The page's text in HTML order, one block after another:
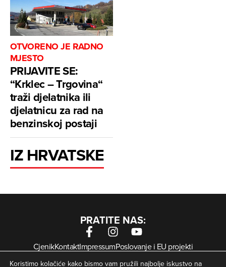
OTVORENO JE RADNO
MJESTO
PRIJAVITE SE:
“Krklec – Trgovina“
traži djelatnika ili
djelatnicu za rad na
benzinskoj postaji
IZ HRVATSKE
PRATITE NAS:
CjenikKontaktImpressumPoslovanje i EU projekti
Arhiva digitalnih novina
Uvjeti korištenjaZaštita privatnosti
Koristimo kolačiće kako bismo vam pružili najbolje iskustvo na